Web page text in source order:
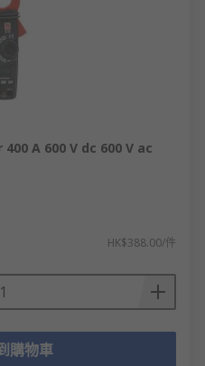
400 A 600 V dc 600 V ac
HK$388.00/件
購物車